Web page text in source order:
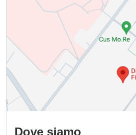
Dove siamo